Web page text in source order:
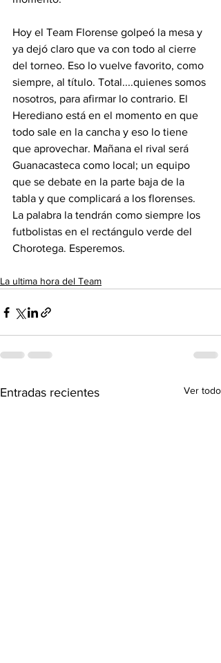
Hoy el Team Florense golpeó la mesa y
ya dejó claro que va con todo al cierre
del torneo. Eso lo vuelve favorito, como
siempre, al título. Total....quienes somos
nosotros, para afirmar lo contrario. El
Herediano está en el momento en que
todo sale en la cancha y eso lo tiene
que aprovechar. Mañana el rival será
Guanacasteca como local; un equipo
que se debate en la parte baja de la
tabla y que complicará a los florenses.
La palabra la tendrán como siempre los
futbolistas en el rectángulo verde del
Chorotega. Esperemos.
La ultima hora del Team
Entradas recientes Ver todo